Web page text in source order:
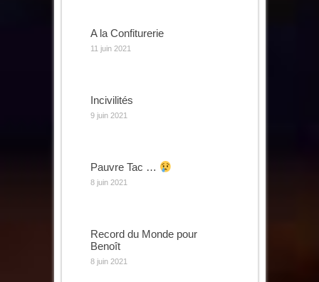
A la Confiturerie
11 juin 2021
Incivilités
9 juin 2021
Pauvre Tac …
8 juin 2021
Record du Monde pour
Benoît
8 juin 2021